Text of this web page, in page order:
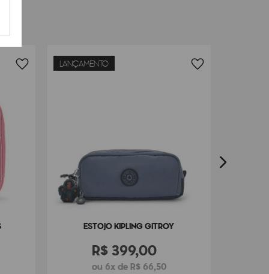
LANÇAMENTO
ESTOJO KIPLING GITROY
R$ 399,00
ou 6x de R$ 66,50